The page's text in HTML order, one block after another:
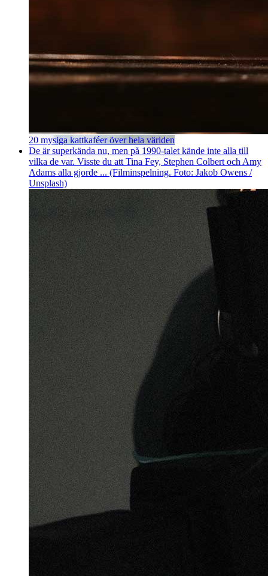
20 mysiga kattkaféer över hela världen
De är superkända nu, men på 1990-talet kände inte alla till
vilka de var. Visste du att Tina Fey, Stephen Colbert och Amy
Adams alla gjorde ... (Filminspelning. Foto: Jakob Owens /
Unsplash)